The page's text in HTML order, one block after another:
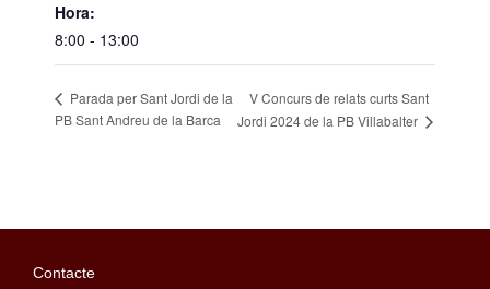
Hora:
8:00 - 13:00
Parada per Sant Jordi de la
PB Sant Andreu de la Barca
V Concurs de relats curts Sant
Jordi 2024 de la PB Villabalter
Contacte